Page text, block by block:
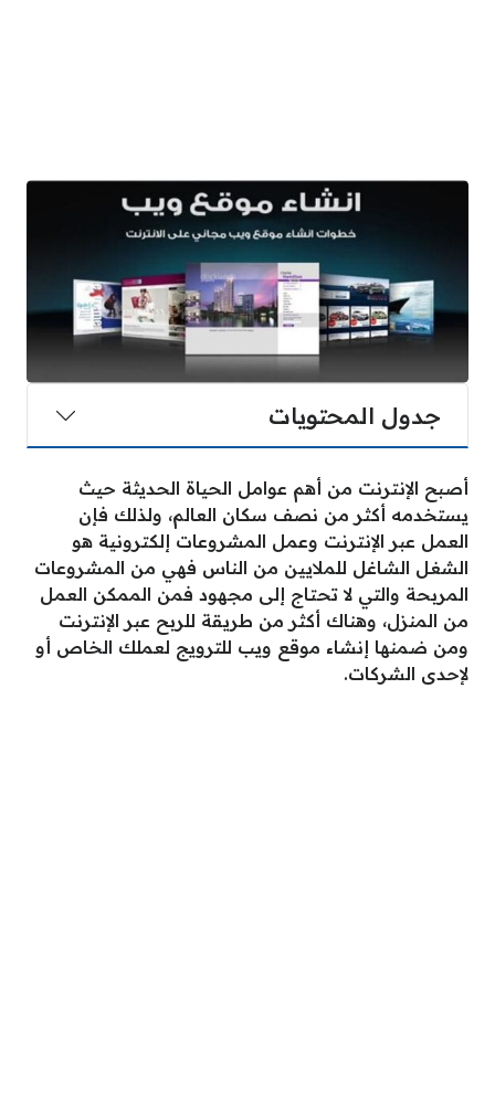
جدول المحتويات
أصبح الإنترنت من أهم عوامل الحياة الحديثة حيث
يستخدمه أكثر من نصف سكان العالم، ولذلك فإن
العمل عبر الإنترنت وعمل المشروعات إلكترونية هو
الشغل الشاغل للملايين من الناس فهي من المشروعات
المربحة والتي لا تحتاج إلى مجهود فمن الممكن العمل
من المنزل، وهناك أكثر من طريقة للربح عبر الإنترنت
ومن ضمنها إنشاء موقع ويب للترويج لعملك الخاص أو
لإحدى الشركات.